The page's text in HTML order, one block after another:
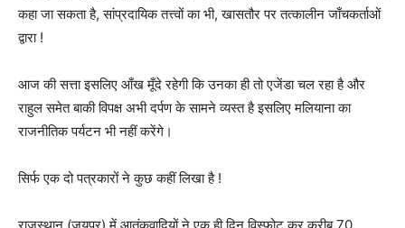
कहा जा सकता है, सांप्रदायिक तत्त्वों का भी, खासतौर पर तत्कालीन जाँचकर्ताओं
द्वारा !
आज की सत्ता इसलिए आँख मूँदे रहेगी कि उनका ही तो एजेंडा चल रहा है और
राहुल समेत बाकी विपक्ष अभी दर्पण के सामने व्यस्त है इसलिए मलियाना का
राजनीतिक पर्यटन भी नहीं करेंगे।
सिर्फ एक दो पत्रकारों ने कुछ कहीं लिखा है !